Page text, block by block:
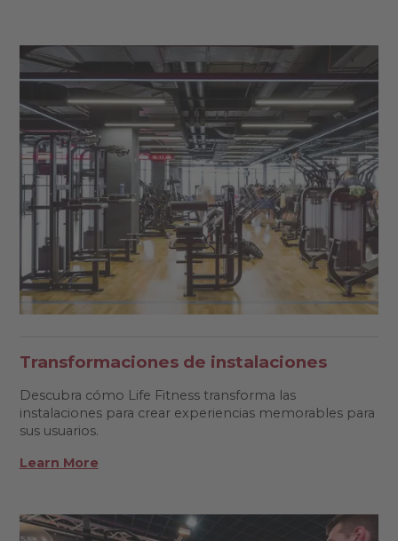
Transformaciones de instalaciones
Descubra cómo Life Fitness transforma las
instalaciones para crear experiencias memorables para
sus usuarios.
Learn More